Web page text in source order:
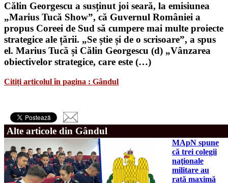
Călin Georgescu a susținut joi seară, la emisiunea
„Marius Tucă Show”, că Guvernul României a
propus Coreei de Sud să cumpere mai multe proiecte
strategice ale țării. „Se știe și de o scrisoare”, a spus
el. Marius Tucă și Călin Georgescu (d) „Vânzarea
obiectivelor strategice, care este (…)
Citiți articolul în pagina : Gândul
Alte articole din Gândul
MApN spune
că trei colegii
naţionale
militare au
rată maximă